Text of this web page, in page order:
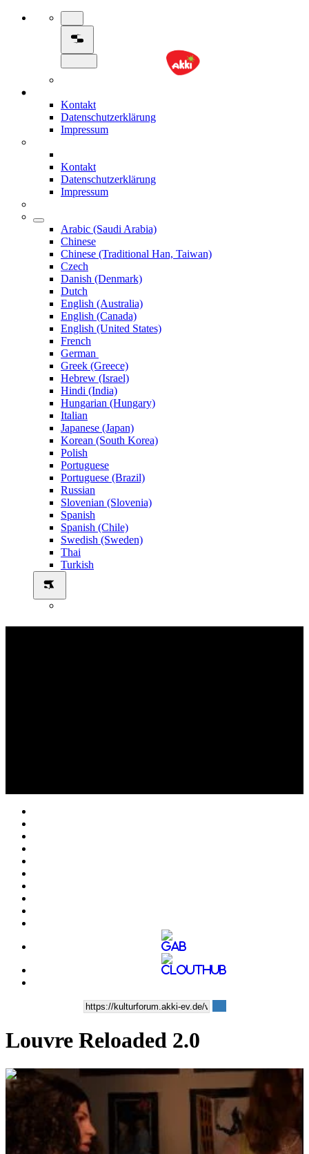
Kontakt
Datenschutzerklärung
Impressum
Kontakt
Datenschutzerklärung
Impressum
Arabic (Saudi Arabia)
Chinese
Chinese (Traditional Han, Taiwan)
Czech
Danish (Denmark)
Dutch
English (Australia)
English (Canada)
English (United States)
French
German
Greek (Greece)
Hebrew (Israel)
Hindi (India)
Hungarian (Hungary)
Italian
Japanese (Japan)
Korean (South Korea)
Polish
Portuguese
Portuguese (Brazil)
Russian
Slovenian (Slovenia)
Spanish
Spanish (Chile)
Swedish (Sweden)
Thai
Turkish
Louvre Reloaded 2.0
0:06:02